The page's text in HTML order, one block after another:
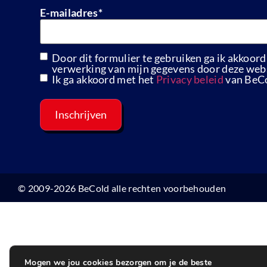
E-mailadres*
GDPR
Door dit formulier te gebruiken ga ik
verwerking van mijn gegevens door deze
Ik ga akkoord met het Privacy beleidvan
© 2009-2026 BeCold alle rechten voorbehouden
Mogen we jou cookies bezorgen om je de beste